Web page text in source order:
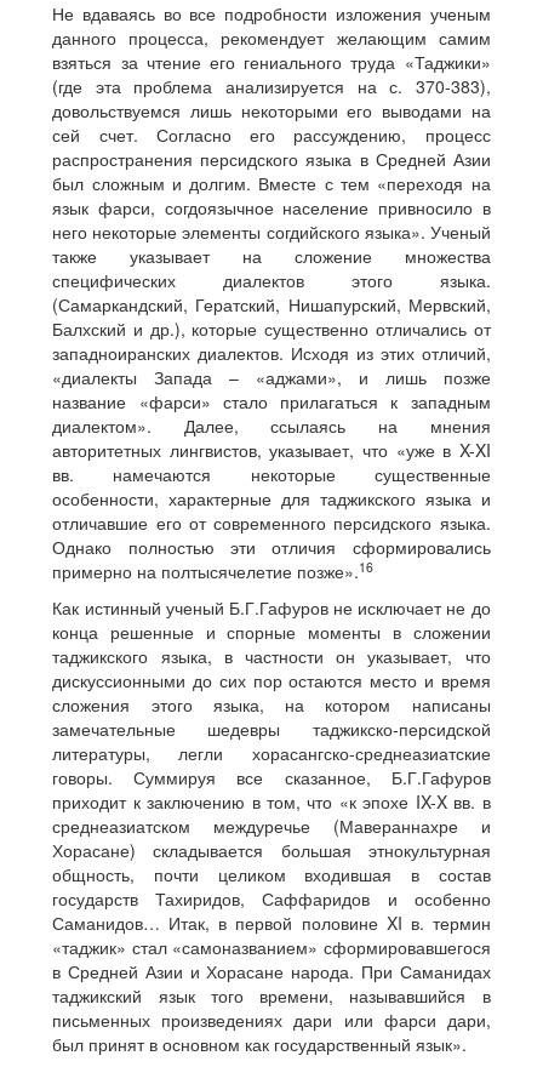
Не вдаваясь во все подробности изложения ученым
данного процесса, рекомендует желающим самим
взяться за чтение его гениального труда «Таджики»
(где эта проблема анализируется на с. 370-383),
довольствуемся лишь некоторыми его выводами на
сей счет. Согласно его рассуждению, процесс
распространения персидского языка в Средней Азии
был сложным и долгим. Вместе с тем «переходя на
язык фарси, согдоязычное население привносило в
него некоторые элементы согдийского языка». Ученый
также указывает на сложение множества
специфических диалектов этого языка.
(Самаркандский, Гератский, Нишапурский, Мервский,
Балхский и др.), которые существенно отличались от
западноиранских диалектов. Исходя из этих отличий,
«диалекты Запада – «аджами», и лишь позже
название «фарси» стало прилагаться к западным
диалектом». Далее, ссылаясь на мнения
авторитетных лингвистов, указывает, что «уже в X-XI
вв. намечаются некоторые существенные
особенности, характерные для таджикского языка и
отличавшие его от современного персидского языка.
Однако полностью эти отличия сформировались
примерно на полтысячелетие позже».16
Как истинный ученый Б.Г.Гафуров не исключает не до
конца решенные и спорные моменты в сложении
таджикского языка, в частности он указывает, что
дискуссионными до сих пор остаются место и время
сложения этого языка, на котором написаны
замечательные шедевры таджикско-персидской
литературы, легли хорасангско-среднеазиатские
говоры. Суммируя все сказанное, Б.Г.Гафуров
приходит к заключению в том, что «к эпохе IX-X вв. в
среднеазиатском междуречье (Мавераннахре и
Хорасане) складывается большая этнокультурная
общность, почти целиком входившая в состав
государств Тахиридов, Саффаридов и особенно
Саманидов… Итак, в первой половине XI в. термин
«таджик» стал «самоназванием» сформировавшегося
в Средней Азии и Хорасане народа. При Саманидах
таджикский язык того времени, называвшийся в
письменных произведениях дари или фарси дари,
был принят в основном как государственный язык».